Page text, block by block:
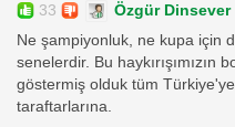
33 Özgür Dinsever
Ne şampiyonluk, ne kupa için
senelerdir. Bu haykırışımızın
göstermiş olduk tüm
taraftarlarına.